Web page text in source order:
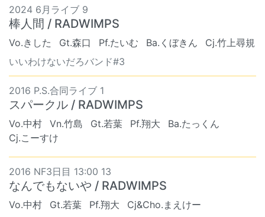
2024 6月ライブ 9
棒人間 / RADWIMPS
Vo.きした Gt.森口 Pf.たいむ Ba.くぼきん
Cj.竹上尋規
いいわけないだろバンド#3
2016 P.S.合同ライブ 1
スパークル / RADWIMPS
Vo.中村 Vn.竹島 Gt.若葉 Pf.翔大
Ba.たっくん
Cj.こーすけ
2016 NF3日目 13:00 13
なんでもないや / RADWIMPS
Vo.中村 Gt.若葉 Pf.翔大 Cj&Cho.まえけー